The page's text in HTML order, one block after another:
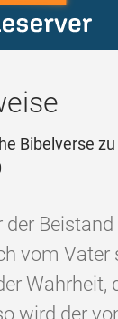
Bibelverse zu
der
vom Vater
Wahrheit,
wird der